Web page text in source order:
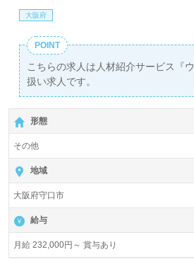
大阪府
POINT
こちらの求人は人材紹介サービス『
扱い求人です。
詳細に関してお気軽にご相談くださ
【無料】で皆さんの転職活動をサポ
形態
その他
地域
大阪府守口市
給与
月給 232,000円～ 賞与あり